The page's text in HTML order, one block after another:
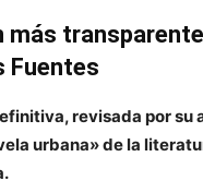
más transparente
Fuentes
revisada por su
urbana» de la